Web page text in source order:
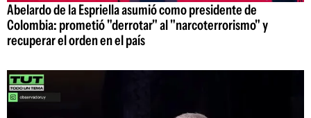
Abelardo de la Espriella asumió como presidente de
Colombia: prometió "derrotar" al "narcoterrorismo" y
recuperar el orden en el país